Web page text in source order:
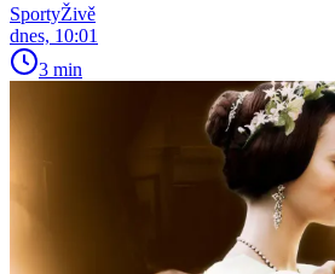
SportyŽivě
dnes, 10:01
3 min